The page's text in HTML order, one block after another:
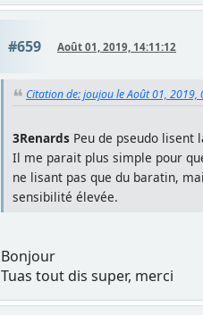
#659 Août 01, 2019, 14:11:12
Citation de: joujou le Août 01, 2019,
3Renards Peu de pseudo lisent
Il me parait plus simple pour
ne lisant pas que du baratin,
sensibilité élevée.
Bonjour
Tuas tout dis super, merci